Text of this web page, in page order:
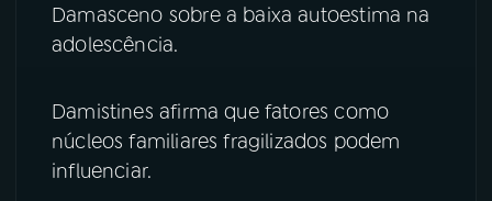
07ÚLTIMAS
08 FESTIVAL DE MÚSICA
Damasceno sobre a baixa autoestima na
adolescência.
Damistines afirma que fatores como
núcleos familiares fragilizados podem
influenciar.